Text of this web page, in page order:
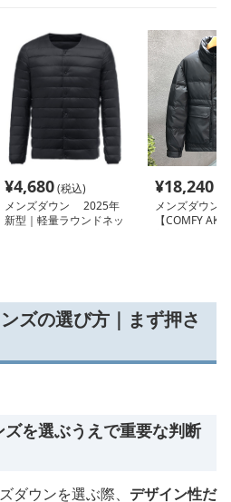
¥4,680(税込)
メンズダウン 2025年
新型｜軽量ラウンドネッ
¥18,240
メンズダウ
【COMFY
ズの選び方｜まず押さ
を選ぶうえで重要な判断
ダウンを選ぶ際、 デザイン性だ